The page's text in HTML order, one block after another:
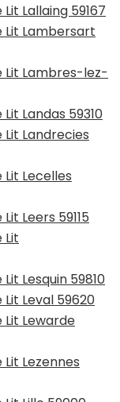
Lallaing 59167
Lit Lambersart
Lit Lambres-lez-
Landas 59310
Landrecies
Lecelles
Leers 59115
Lit
Lesquin 59810
Leval 59620
Lewarde
Lezennes